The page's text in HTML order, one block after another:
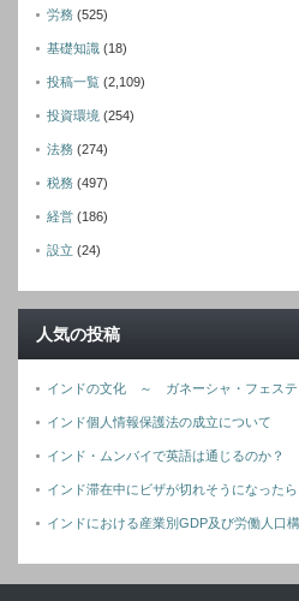
労務 (525)
基礎知識 (18)
投稿一覧 (2,109)
投資環境 (254)
法務 (274)
税務 (497)
経営 (186)
設立 (24)
人気の投稿
インドの文化 ～ ガネーシャ・フェス
インド個人情報保護法の成立について
インド・ムンバイで英語は通じるのか？
インド滞在中にビザが切れそうになったら
インドにおける産業別GDP及び労働人口